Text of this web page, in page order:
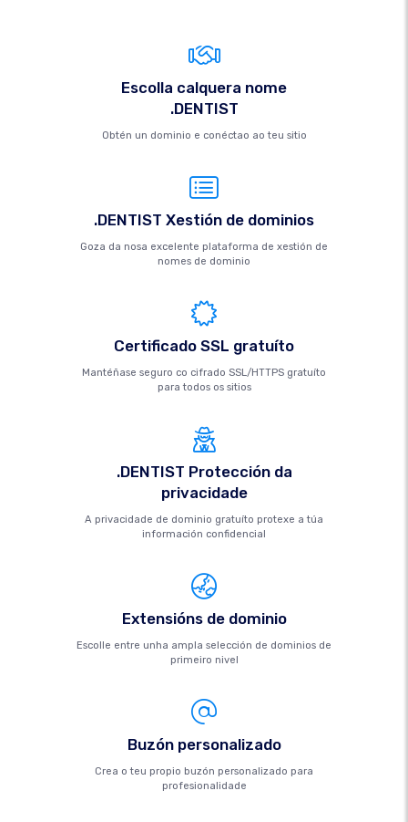
Escolla calquera nome
.DENTIST
Obtén un dominio e conéctao ao teu sitio
.DENTIST Xestión de dominios
Goza da nosa excelente plataforma de xestión de
nomes de dominio
Certificado SSL gratuíto
Mantéñase seguro co cifrado SSL/HTTPS gratuíto
para todos os sitios
.DENTIST Protección da
privacidade
A privacidade de dominio gratuíto protexe a túa
información confidencial
Extensións de dominio
Escolle entre unha ampla selección de dominios de
primeiro nivel
Buzón personalizado
Crea o teu propio buzón personalizado para
profesionalidade